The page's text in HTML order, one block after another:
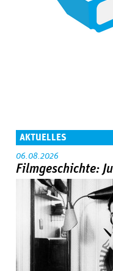
AKTUELLES
06.08.2026
Filmgeschichte: